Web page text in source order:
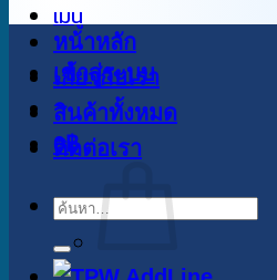
เมนู
เข้าสู่ระบบ
0฿
หน้าหลัก
เกี่ยวกับเรา
สินค้าทั้งหมด
ติดต่อเรา
ค้นหา: